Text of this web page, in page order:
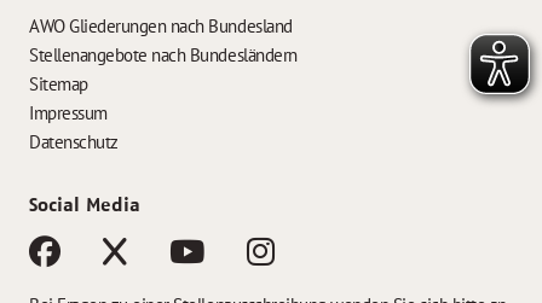
AWO Gliederungen nach Bundesland
Stellenangebote nach Bundesländern
Sitemap
Impressum
Datenschutz
Social Media